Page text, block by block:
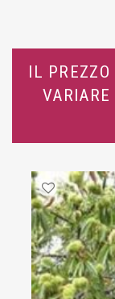
IL PREZZO